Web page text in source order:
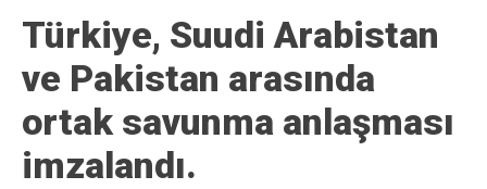
Türkiye, Suudi Arabistan
ve Pakistan arasında
ortak savunma anlaşması
imzalandı.